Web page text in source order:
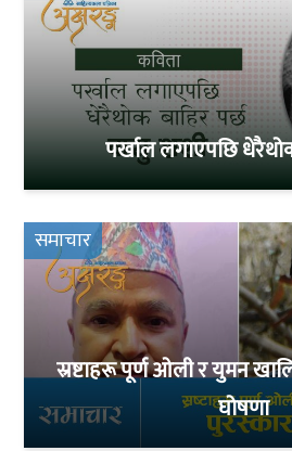
पर्खाल लगाएपछि
समाचार
स्रष्टाहरू पूर्ण ओली र युमन
घोषणा